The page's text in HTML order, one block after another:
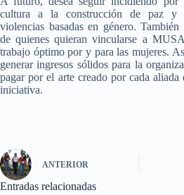
cultura a la construcción de paz y
violencias basadas en género.
de quienes quieran vincularse a
trabajo óptimo por y para las mujeres.
generar ingresos sólidos para la
pagar por el arte creado por cada aliada
iniciativa.
ANTERIOR
Entradas relacionadas